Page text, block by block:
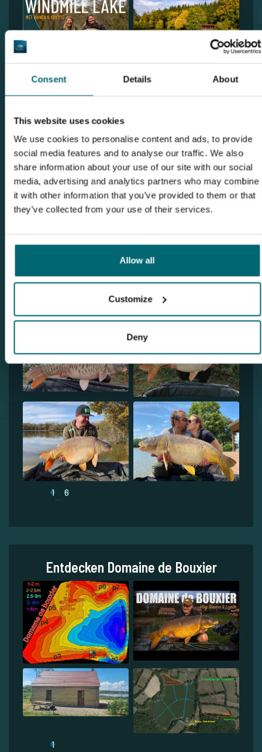
Consent Details About
This website uses cookies
We use cookies to personalise content and ads, to provide
social media features and to analyse our traffic. We also
share information about your use of our site with our social
media, advertising and analytics partners who may combine
it with other information that you’ve provided to them or that
they’ve collected from your use of their services.
Allow all
Customize
Deny
1 2
Entdecken Le Taillis des Landes
1... 6
Entdecken Domaine de Bouxier
1